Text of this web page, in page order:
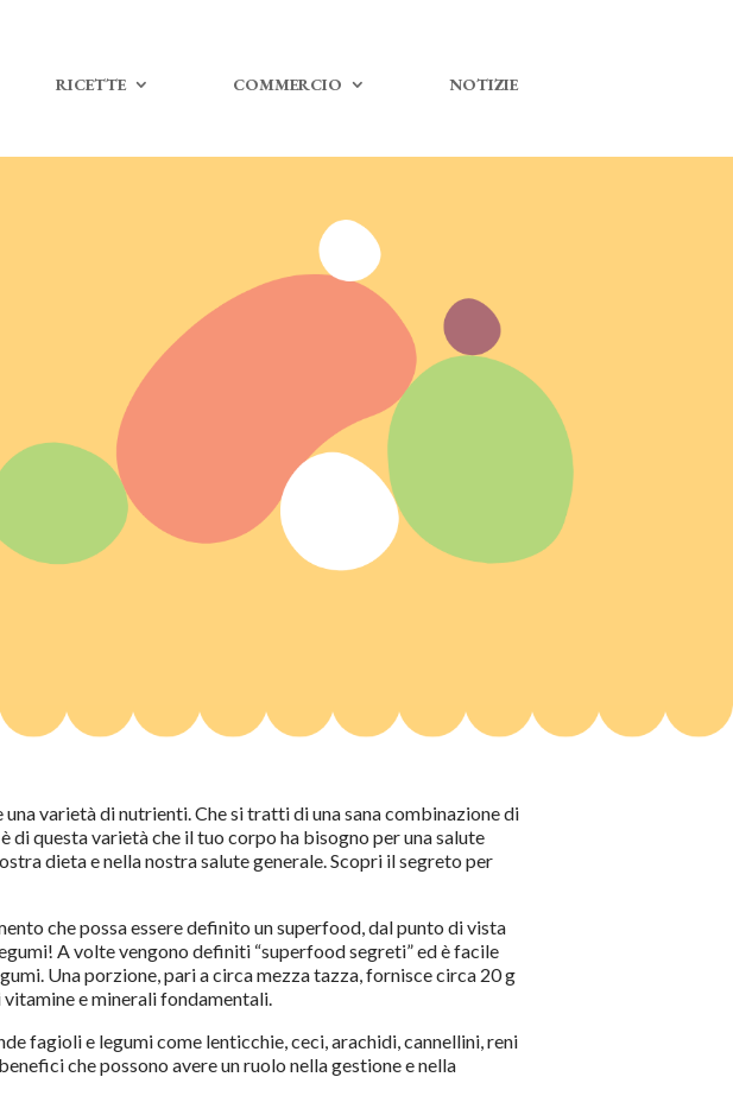
RICETTE COMMERCIO
NOTIZIE
varietà di nutrienti. Che si tratti di una sana combinazione di
questa varietà che il tuo corpo ha bisogno per una salute
dieta e nella nostra salute generale. Scopri il segreto per
che possa essere definito un superfood, dal punto di vista
A volte vengono definiti “superfood segreti” ed è facile
Una porzione, pari a circa mezza tazza, fornisce circa 20 g
e minerali fondamentali.
fagioli e legumi come lenticchie, ceci, arachidi, cannellini, reni
che possono avere un ruolo nella gestione e nella